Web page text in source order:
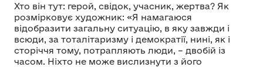
Хто він тут: герой, свідок, учасник, жертва? Як
розмірковує художник: «Я намагаюся
відобразити загальну ситуацію, в яку завжди і
всюди, за тоталітаризму і демократії, нині, як і
сторіччя тому, потрапляють люди, – двобій із
часом. Ніхто не може вислизнути з його